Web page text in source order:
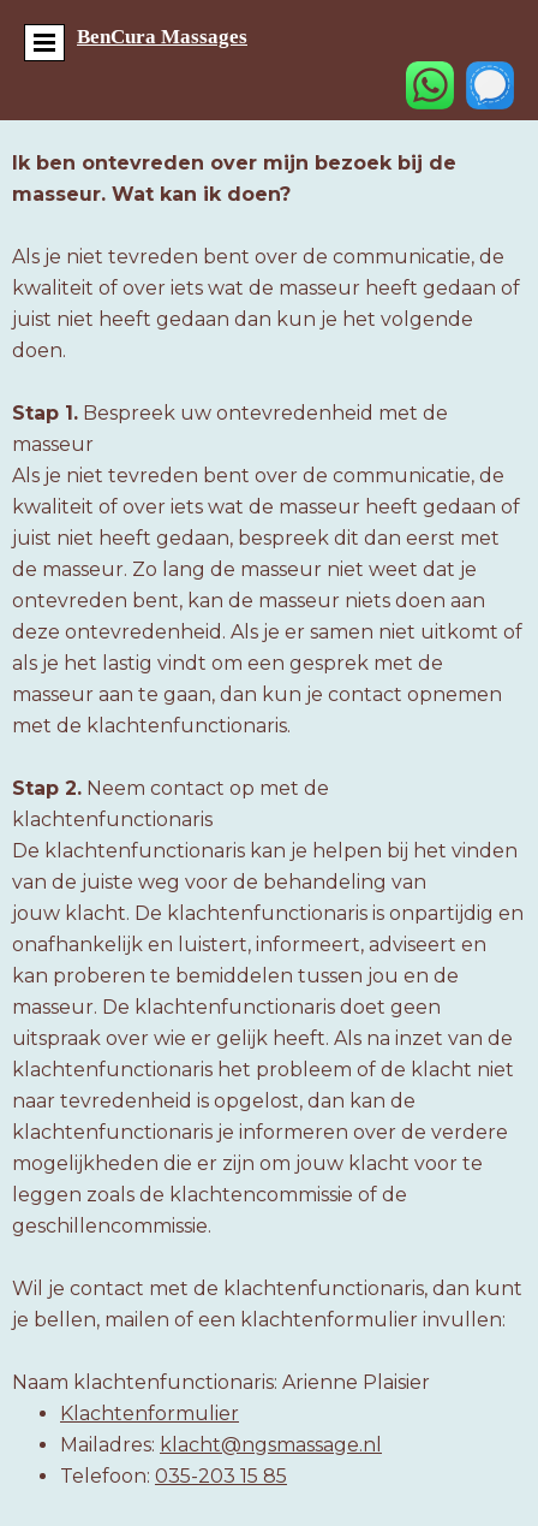
BenCura Massages
Ik ben ontevreden over mijn bezoek bij de
masseur. Wat kan ik doen?
Als je niet tevreden bent over de communicatie, de
kwaliteit of over iets wat de masseur heeft gedaan of
juist niet heeft gedaan dan kun je het volgende
doen.
Stap 1. Bespreek uw ontevredenheid met de
masseur
Als je niet tevreden bent over de communicatie, de
kwaliteit of over iets wat de masseur heeft gedaan of
juist niet heeft gedaan, bespreek dit dan eerst met
de masseur. Zo lang de masseur niet weet dat je
ontevreden bent, kan de masseur niets doen aan
deze ontevredenheid. Als je er samen niet uitkomt of
als je het lastig vindt om een gesprek met de
masseur aan te gaan, dan kun je contact opnemen
met de klachtenfunctionaris.
Stap 2. Neem contact op met de
klachtenfunctionaris
De klachtenfunctionaris kan je helpen bij het vinden
van de juiste weg voor de behandeling van
jouw klacht. De klachtenfunctionaris is onpartijdig en
onafhankelijk en luistert, informeert, adviseert en
kan proberen te bemiddelen tussen jou en de
masseur. De klachtenfunctionaris doet geen
uitspraak over wie er gelijk heeft. Als na inzet van de
klachtenfunctionaris het probleem of de klacht niet
naar tevredenheid is opgelost, dan kan de
klachtenfunctionaris je informeren over de verdere
mogelijkheden die er zijn om jouw klacht voor te
leggen zoals de klachtencommissie of de
geschillencommissie.
Wil je contact met de klachtenfunctionaris, dan kunt
je bellen, mailen of een klachtenformulier invullen:
Naam klachtenfunctionaris: Arienne Plaisier
Klachtenformulier
Mailadres: klacht@ngsmassage.nl
Telefoon: 035-203 15 85